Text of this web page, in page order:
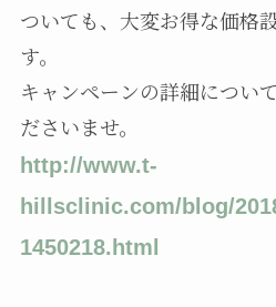
ついても、大変お得な価格
す。
キャンペーンの詳細につい
ださいませ。
http://www.t-
hillsclinic.com/blog/
1450218.html